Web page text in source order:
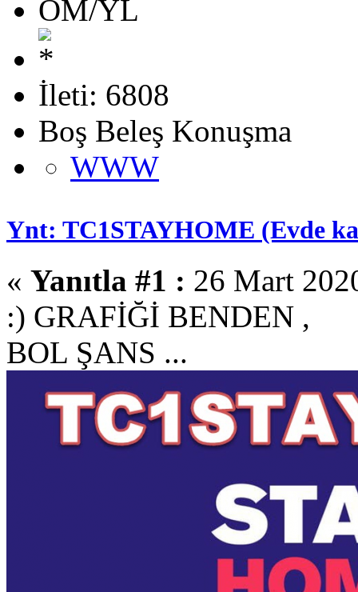
OM/YL
İleti: 6808
Boş Beleş Konuşma
WWW
Ynt: TC1STAYHOME (Evde
« Yanıtla #1 : 26 Mart
:) GRAFİĞİ BENDEN ,
BOL ŞANS ...